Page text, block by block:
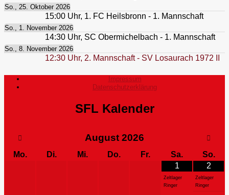
So., 25. Oktober 2026
15:00 Uhr, 1. FC Heilsbronn - 1. Mannschaft
So., 1. November 2026
14:30 Uhr, SC Obermichelbach - 1. Mannschaft
So., 8. November 2026
12:30 Uhr, 2. Mannschaft - SV Losaurach 1972 II
Impressum
Datenschutzerklärung
SFL Kalender
August 2026
Mo. Di. Mi. Do. Fr. Sa.
So.
1
Zeltlager
Ringer
2
Zeltlager
Ringer